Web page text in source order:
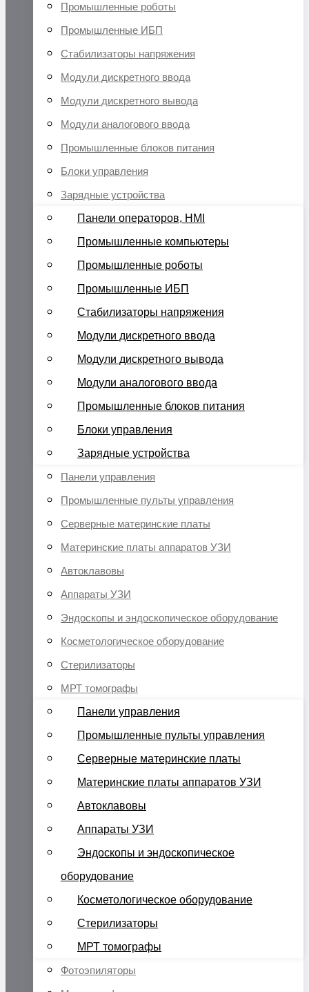
Промышленные роботы
Промышленные ИБП
Стабилизаторы напряжения
Модули дискретного ввода
Модули дискретного вывода
Модули аналогового ввода
Промышленные блоков питания
Блоки управления
Зарядные устройства
Панели операторов, HMI
Промышленные компьютеры
Промышленные роботы
Промышленные ИБП
Стабилизаторы напряжения
Модули дискретного ввода
Модули дискретного вывода
Модули аналогового ввода
Промышленные блоков питания
Блоки управления
Зарядные устройства
Панели управления
Промышленные пульты управления
Серверные материнские платы
Материнские платы аппаратов УЗИ
Автоклавовы
Аппараты УЗИ
Эндоскопы и эндоскопическое оборудование
Косметологическое оборудование
Стерилизаторы
МРТ томографы
Панели управления
Промышленные пульты управления
Серверные материнские платы
Материнские платы аппаратов УЗИ
Автоклавовы
Аппараты УЗИ
Эндоскопы и эндоскопическое
оборудование
Косметологическое оборудование
Стерилизаторы
МРТ томографы
Фотоэпиляторы